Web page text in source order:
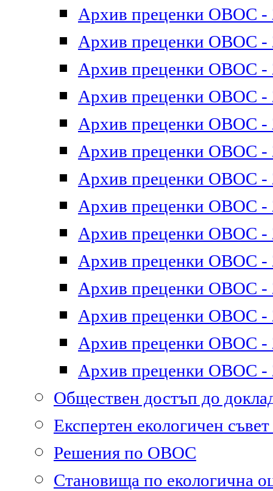
Архив преценки ОВОС -
Архив преценки ОВОС -
Архив преценки ОВОС -
Архив преценки ОВОС -
Архив преценки ОВОС -
Архив преценки ОВОС -
Архив преценки ОВОС -
Архив преценки ОВОС -
Архив преценки ОВОС -
Архив преценки ОВОС -
Архив преценки ОВОС -
Архив преценки ОВОС -
Архив преценки ОВОС -
Архив преценки ОВОС -
Обществен достъп до
Експертен екологичен
Решения по ОВОС
Становища по екологична